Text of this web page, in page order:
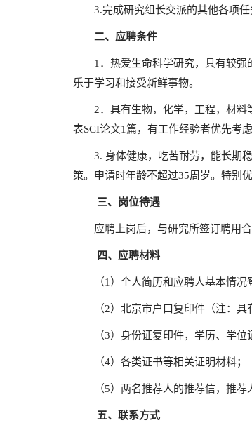
3.完成研究组长交派的其他各项任
二、应聘条件
1．热爱生命科学研究，具有较强的
乐于学习和接受新鲜事物。
2．具有生物，化学，工程，材料
表SCI论文1篇，有工作经验者优先考虑
3. 身体健康，吃苦耐劳，能长期稳
策。申请时年龄不超过35周岁。特别
三、岗位待遇
应聘上岗后，与研究所签订聘用合
四、 应聘材料
（1）个人简历和应聘人基本情
（2）北京市户口复印件（注：
（3）身份证复印件，学历、学
（4）各类证书等相关证明材料
（5）两名推荐人的推荐信，推
五、联系方式